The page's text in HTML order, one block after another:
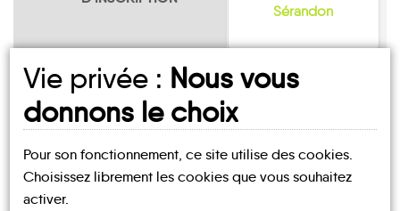
Sérandon
UN AVIS, UN TÉMOIGNAGE
À PARTAGER ?
Vie privée : Nous vous
donnons le choix
Pour son fonctionnement, ce site utilise des cookies.
Choisissez librement les cookies que vous souhaitez
activer.